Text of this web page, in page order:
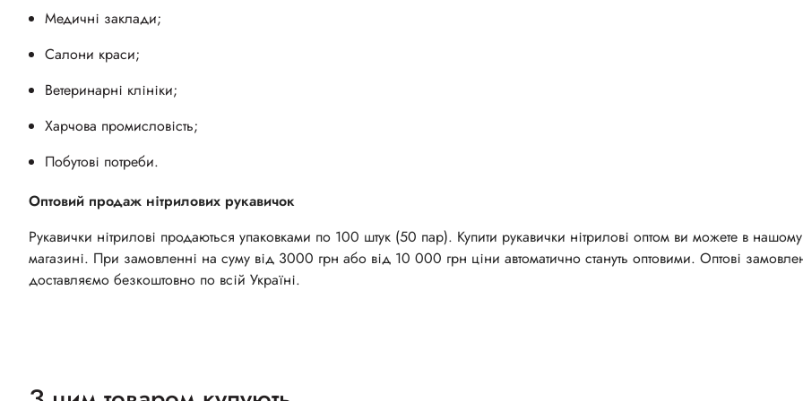
Медичні заклади;
Салони краси;
Ветеринарні клініки;
Харчова промисловість;
Побутові потреби.
Оптовий продаж нітрилових рукавичок
Рукавички нітрилові продаються упаковками по 100 штук (50 пар). Купити рукавички нітрилові оптом ви можете в нашому
магазині. При замовленні на суму від 3000 грн або від 10 000 грн ціни автоматично стануть оптовими. Оптові
доставляємо безкоштовно по всій Україні.